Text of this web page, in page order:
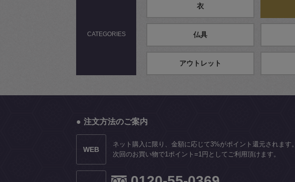
CATEGORIES
衣
仏具
アウトレット
注文方法のご案内
WEB
ネット購入に限り、金額に応じて3%がポイント還元されます。
次回のお買い物で1ポイント=1円としてご利用頂けます。